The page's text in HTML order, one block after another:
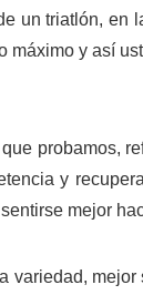
un triatlón, en
máximo y así
probamos,
y
mejor
variedad, mejor